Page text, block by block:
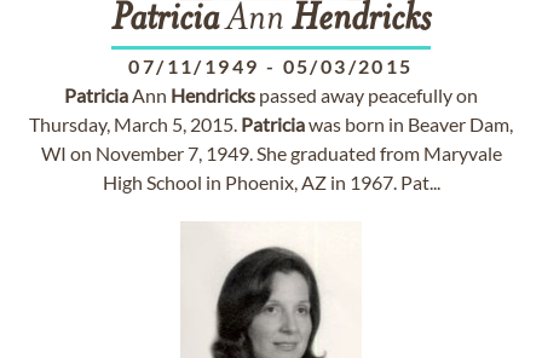
PatriciaAnn Hendricks
07/11/1949 - 05/03/2015
PatriciaAnn Hendricks passed away peacefully on
Thursday, March 5, 2015. Patriciawas born in Beaver Dam,
WI on November 7, 1949. She graduated from Maryvale
High School in Phoenix, AZ in 1967. Pat...